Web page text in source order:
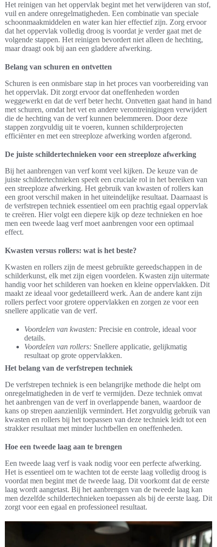
Het reinigen van het oppervlak begint met het verwijderen van stof,
vuil en andere onregelmatigheden. Een combinatie van speciale
schoonmaakmiddelen en water kan hier effectief zijn. Zorg ervoor
dat het oppervlak volledig droog is voordat je verder gaat met de
volgende stappen. Het reinigen bevordert niet alleen de hechting,
maar draagt ook bij aan een gladdere afwerking.
Belang van schuren en ontvetten
Schuren is een onmisbare stap in het proces van voorbereiding van
het oppervlak. Dit zorgt ervoor dat oneffenheden worden
weggewerkt en dat de verf beter hecht. Ontvetten gaat hand in hand
met schuren, omdat het vet en andere verontreinigingen verwijdert
die de hechting van de verf kunnen belemmeren. Door deze
stappen zorgvuldig uit te voeren, kunnen schilderprojecten
efficiënter en met een streeploze afwerking worden afgerond.
De juiste schildertechnieken voor een streeploze afwerking
Bij het aanbrengen van verf komt veel kijken. De keuze van de
juiste schildertechnieken speelt een cruciale rol in het bereiken van
een streeploze afwerking. Het gebruik van kwasten of rollers kan
een groot verschil maken in het uiteindelijke resultaat. Daarnaast is
de verfstrepen techniek essentieel om een prachtig egaal oppervlak
te creëren. Hier volgt een diepere kijk op deze technieken en hoe
men een tweede laag verf moet aanbrengen voor een optimaal
effect.
Kwasten versus rollers: wat is het beste?
Kwasten en rollers zijn de meest gebruikte gereedschappen in de
schilderkunst, elk met zijn eigen voordelen. Kwasten zijn uitermate
handig voor het schilderen van hoeken en kleine oppervlakken. Dit
maakt ze ideaal voor gedetailleerd werk. Aan de andere kant zijn
rollers perfect voor grotere oppervlakken en zorgen ze voor een
snellere applicatie van de verf.
Voordelen van kwasten: Precisie en controle, ideaal voor
details.
Voordelen van rollers: Snellere applicatie, gelijkmatig
resultaat op grote oppervlakken.
Het belang van de verfstrepen techniek
De verfstrepen techniek is een belangrijke methode die helpt om
onregelmatigheden in de verf te vermijden. Deze techniek omvat
het aanbrengen van de verf in overlappende banen, waardoor de
kans op strepen aanzienlijk vermindert. Het zorgvuldig gebruik van
kwasten en rollers bij het toepassen van deze techniek leidt tot een
strakker resultaat met minder luchtbellen en oneffenheden.
Hoe een tweede laag aan te brengen
Een tweede laag verf is vaak nodig voor een perfecte afwerking.
Het is essentieel om te wachten tot de eerste laag volledig droog is
voordat men begint met de tweede laag. Dit voorkomt dat de eerste
laag wordt aangetast. Bij het aanbrengen van de tweede laag kan
men dezelfde schildertechnieken toepassen als bij de eerste laag. Dit
zorgt voor een egaal en professioneel resultaat.